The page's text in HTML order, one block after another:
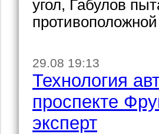
угол, Габулов
29.08 19:13
Технология
проспекте
эксперт